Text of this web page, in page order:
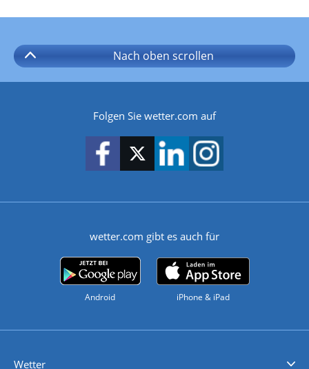
Nach oben scrollen
Folgen Sie wetter.com auf
wetter.com gibt es auch für
Android iPhone & iPad
Wetter